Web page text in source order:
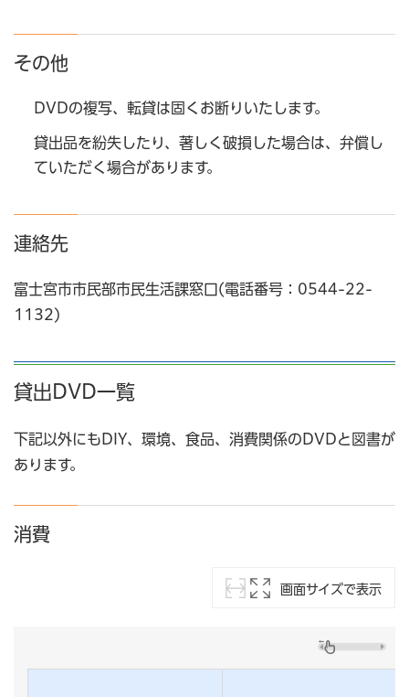
その他
DVDの複写、転貸は固くお断りいたします。
貸出品を紛失したり、著しく破損した場合は、弁償し
ていただく場合があります。
連絡先
富士宮市市民部市民生活課窓口(電話番号：0544-22-
1132)
貸出DVD一覧
下記以外にもDIY、環境、食品、消費関係のDVDと図書が
あります。
消費
画面サイズで表示